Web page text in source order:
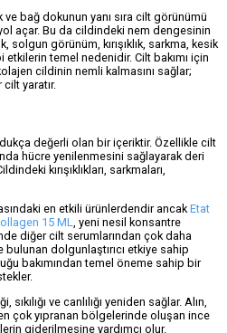
ve bağ dokunun yanı sıra cilt görünümü
açar. Bu da cildindeki nem dengesinin
solgun görünüm, kırışıklık, sarkma, kesik
temel nedenidir. Cilt bakımı için
cildinin nemli kalmasını sağlar;
yaratır.
değerli olan bir içeriktir. Özellikle cilt
hücre yenilenmesini sağlayarak deri
kırışıklıkları, sarkmaları,
en etkili ürünlerdendir ancak Etat
15 ML
, yeni nesil konsantre
diğer cilt serumlarından çok daha
bulunan dolgunlaştırıcı etkiye sahip
bakımından temel öneme sahip bir
ve canlılığı yeniden sağlar. Alın,
çok yıpranan bölgelerinde oluşan ince
giderilmesine yardımcı olur.